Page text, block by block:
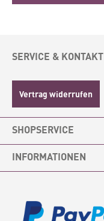
SERVICE & KONTAKT
Vertrag widerrufen
SHOPSERVICE
INFORMATIONEN